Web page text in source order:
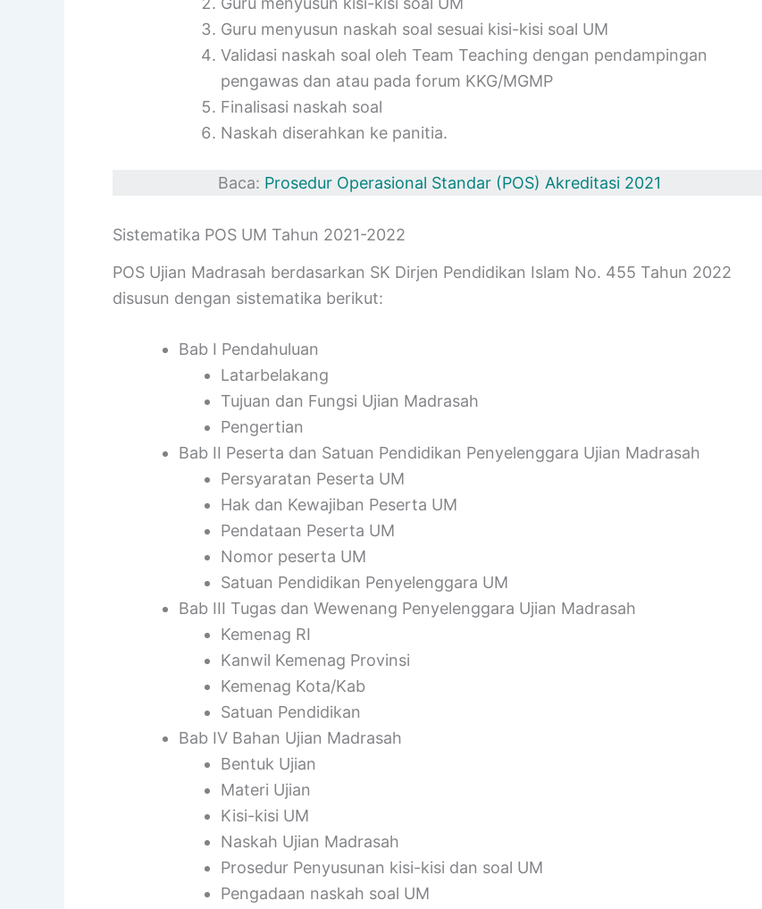
Guru menyusun naskah soal sesuai kisi-kisi soal UM
Validasi naskah soal oleh Team Teaching dengan pendampingan
pengawas dan atau pada forum KKG/MGMP
Finalisasi naskah soal
Naskah diserahkan ke panitia.
Baca: Prosedur Operasional Standar (POS) Akreditasi 2021
Sistematika POS UM Tahun 2021-2022
POS Ujian Madrasah berdasarkan SK Dirjen Pendidikan Islam No. 455 Tahun 2022
disusun dengan sistematika berikut:
Bab I Pendahuluan
Latarbelakang
Tujuan dan Fungsi Ujian Madrasah
Pengertian
Bab II Peserta dan Satuan Pendidikan Penyelenggara Ujian Madrasah
Persyaratan Peserta UM
Hak dan Kewajiban Peserta UM
Pendataan Peserta UM
Nomor peserta UM
Satuan Pendidikan Penyelenggara UM
Bab III Tugas dan Wewenang Penyelenggara Ujian Madrasah
Kemenag RI
Kanwil Kemenag Provinsi
Kemenag Kota/Kab
Satuan Pendidikan
Bab IV Bahan Ujian Madrasah
Bentuk Ujian
Materi Ujian
Kisi-kisi UM
Naskah Ujian Madrasah
Prosedur Penyusunan kisi-kisi dan soal UM
Pengadaan naskah soal UM